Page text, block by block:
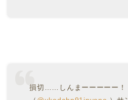
損切……しんまーーーーー！